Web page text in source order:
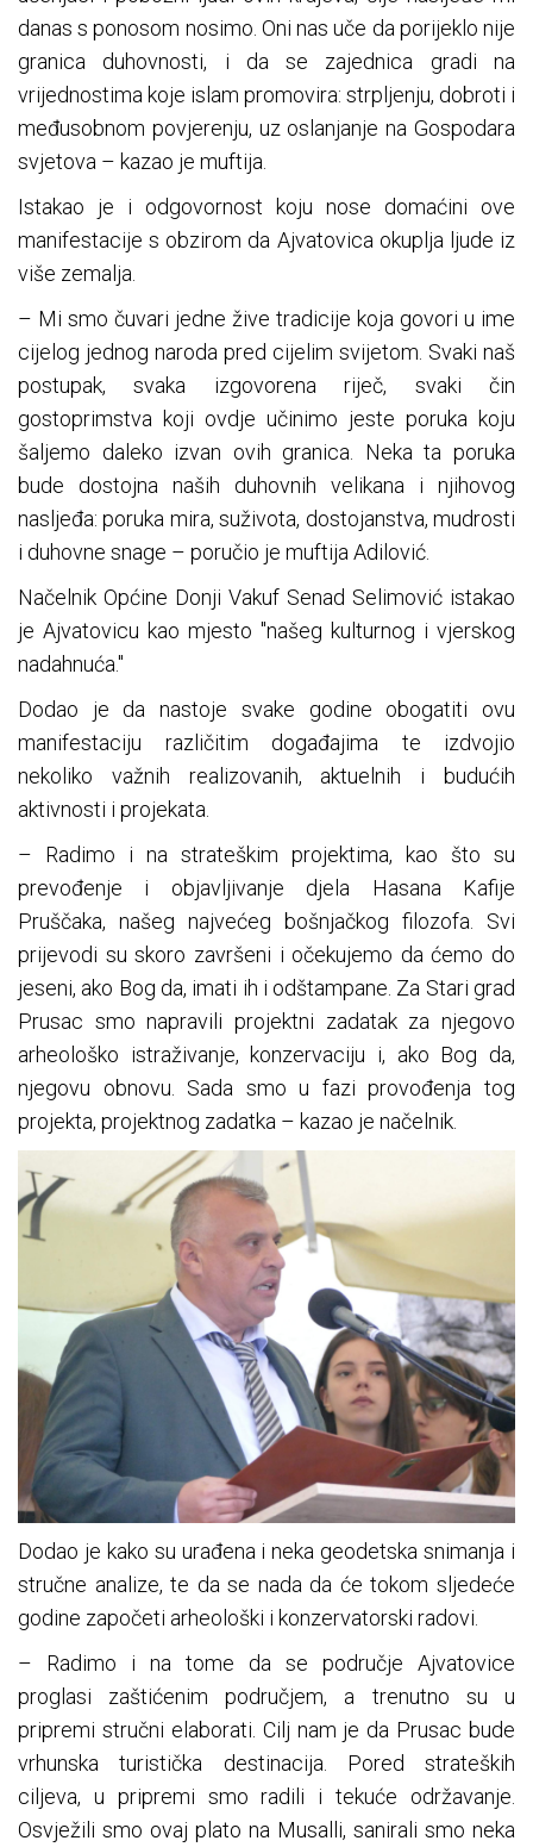
danas s ponosom nosimo. Oni nas uče da porijeklo nije
granica duhovnosti, i da se zajednica gradi na
vrijednostima koje islam promovira: strpljenju, dobroti i
međusobnom povjerenju, uz oslanjanje na Gospodara
svjetova – kazao je muftija.
Istakao je i odgovornost koju nose domaćini ove
manifestacije s obzirom da Ajvatovica okuplja ljude iz
više zemalja.
– Mi smo čuvari jedne žive tradicije koja govori u ime
cijelog jednog naroda pred cijelim svijetom. Svaki naš
postupak, svaka izgovorena riječ, svaki čin
gostoprimstva koji ovdje učinimo jeste poruka koju
šaljemo daleko izvan ovih granica. Neka ta poruka
bude dostojna naših duhovnih velikana i njihovog
nasljeđa: poruka mira, suživota, dostojanstva, mudrosti
i duhovne snage – poručio je muftija Adilović.
Načelnik Općine Donji Vakuf Senad Selimović istakao
je Ajvatovicu kao mjesto "našeg kulturnog i vjerskog
nadahnuća."
Dodao je da nastoje svake godine obogatiti ovu
manifestaciju različitim događajima te izdvojio
nekoliko važnih realizovanih, aktuelnih i budućih
aktivnosti i projekata.
– Radimo i na strateškim projektima, kao što su
prevođenje i objavljivanje djela Hasana Kafije
Pruščaka, našeg najvećeg bošnjačkog filozofa. Svi
prijevodi su skoro završeni i očekujemo da ćemo do
jeseni, ako Bog da, imati ih i odštampane. Za Stari grad
Prusac smo napravili projektni zadatak za njegovo
arheološko istraživanje, konzervaciju i, ako Bog da,
njegovu obnovu. Sada smo u fazi provođenja tog
projekta, projektnog zadatka – kazao je načelnik.
Dodao je kako su urađena i neka geodetska snimanja i
stručne analize, te da se nada da će tokom sljedeće
godine započeti arheološki i konzervatorski radovi.
– Radimo i na tome da se područje Ajvatovice
proglasi zaštićenim područjem, a trenutno su u
pripremi stručni elaborati. Cilj nam je da Prusac bude
vrhunska turistička destinacija. Pored strateških
ciljeva, u pripremi smo radili i tekuće održavanje.
Osvježili smo ovaj plato na Musalli, sanirali smo neka